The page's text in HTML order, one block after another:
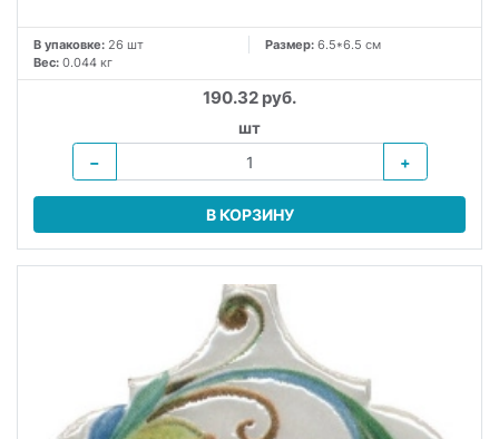
В упаковке: 26 шт Размер: 6.5*6.5 см
Вес: 0.044 кг
190.32 руб.
шт
−
+
В КОРЗИНУ